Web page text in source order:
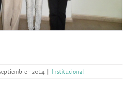
- 2014 | Institucional